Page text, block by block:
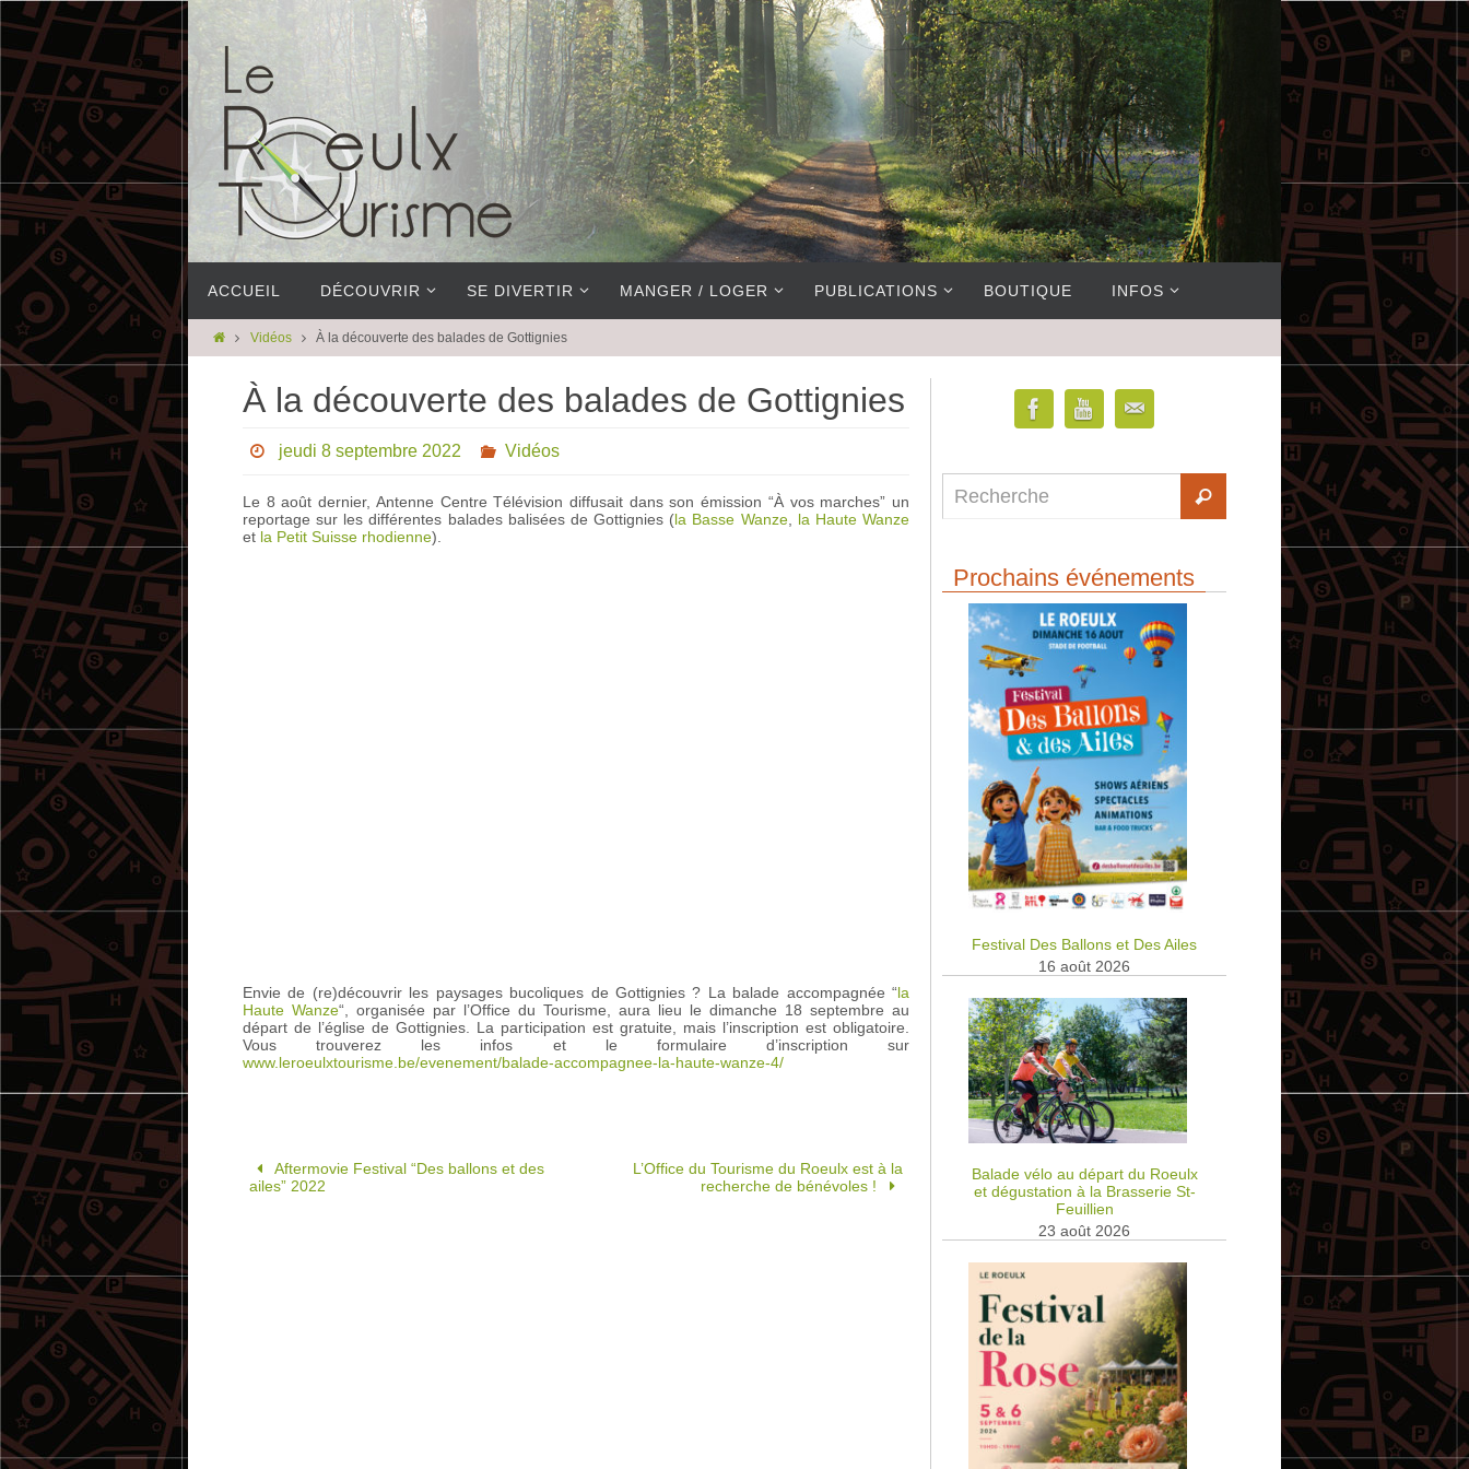
ACCUEIL DÉCOUVRIR SE DIVERTIR MANGER / LOGER PUBLICATIONS BOUTIQUE INFOS
Vidéos À la découverte des balades de Gottignies
À la découverte des balades de Gottignies
jeudi 8 septembre 2022 Vidéos
Le 8 août dernier, Antenne Centre Télévision diffusait dans son émission “À vos marches” un
reportage sur les différentes balades balisées de Gottignies (la Basse Wanze, la Haute Wanze
et la Petit Suisse rhodienne).
Envie de (re)découvrir les paysages bucoliques de Gottignies ? La balade accompagnée “la
Haute Wanze“, organisée par l’Office du Tourisme, aura lieu le dimanche 18 septembre au
départ de l’église de Gottignies. La participation est gratuite, mais l’inscription est obligatoire.
Vous trouverez les infos et le formulaire d’inscription sur
www.leroeulxtourisme.be/evenement/balade-accompagnee-la-haute-wanze-4/
Aftermovie Festival “Des ballons et des
ailes” 2022
L’Office du Tourisme du Roeulx est à la
recherche de bénévoles !
Prochains événements
Festival Des Ballons et Des Ailes
16 août 2026
Balade vélo au départ du Roeulx
et dégustation à la Brasserie St-
Feuillien
23 août 2026